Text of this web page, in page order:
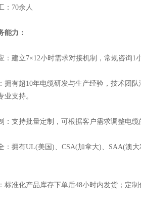
70余人
能力：
立7×12小时需求对接机制，常规咨询1
有超10年电缆研发与生产经验，技术团队
业支持。
持批量定制，可根据客户需求调整电缆
拥有UL(美国)、CSA(加拿大)、SAA(澳大
化产品库存下单后48小时内发货；定制